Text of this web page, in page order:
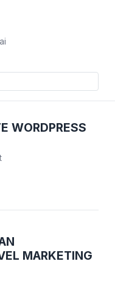
WORDPRESS
MARKETING